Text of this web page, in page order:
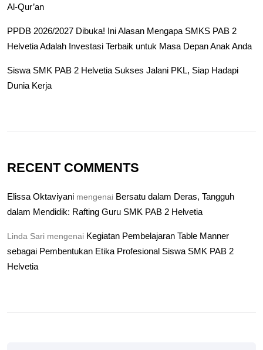
Al-Qur’an
PPDB 2026/2027 Dibuka! Ini Alasan Mengapa SMKS PAB 2
Helvetia Adalah Investasi Terbaik untuk Masa Depan Anak Anda
Siswa SMK PAB 2 Helvetia Sukses Jalani PKL, Siap Hadapi
Dunia Kerja
RECENT COMMENTS
Elissa Oktaviyani mengenai Bersatu dalam Deras, Tangguh
dalam Mendidik: Rafting Guru SMK PAB 2 Helvetia
Linda Sari mengenai Kegiatan Pembelajaran Table Manner
sebagai Pembentukan Etika Profesional Siswa SMK PAB 2
Helvetia